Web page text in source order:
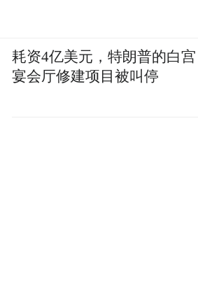
耗资4亿美元，特朗普的白宫
宴会厅修建项目被叫停